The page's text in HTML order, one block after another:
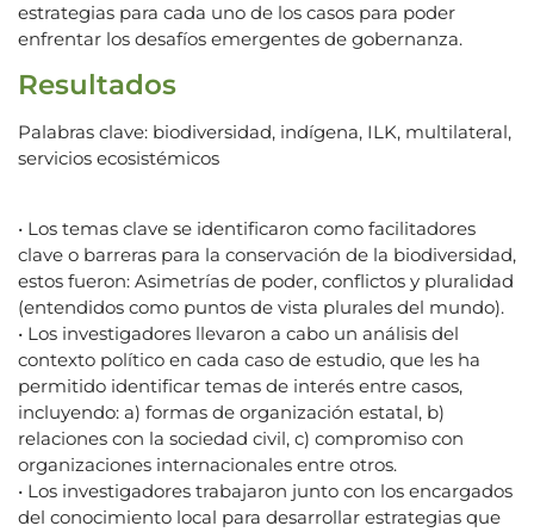
estrategias para cada uno de los casos para poder
enfrentar los desafíos emergentes de gobernanza.
Resultados
Palabras clave: biodiversidad, indígena, ILK, multilateral,
servicios ecosistémicos
• Los temas clave se identificaron como facilitadores
clave o barreras para la conservación de la biodiversidad,
estos fueron: Asimetrías de poder, conflictos y pluralidad
(entendidos como puntos de vista plurales del mundo).
• Los investigadores llevaron a cabo un análisis del
contexto político en cada caso de estudio, que les ha
permitido identificar temas de interés entre casos,
incluyendo: a) formas de organización estatal, b)
relaciones con la sociedad civil, c) compromiso con
organizaciones internacionales entre otros.
• Los investigadores trabajaron junto con los encargados
del conocimiento local para desarrollar estrategias que